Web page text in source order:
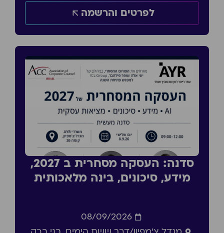
לפרטים והרשמה
סדנה: העסקה מסחרית ב 2027,
מידע, סיכונים, בינה מלאכותית
08/09/2026